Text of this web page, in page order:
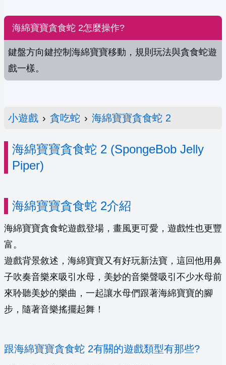
海綿寶寶貪食蛇 2怎麼操作?
鍵盤方向鍵控制海綿寶寶移動，規則玩法與貪食蛇遊
戲一樣。
小遊戲 › 貪吃蛇 › 海綿寶寶貪食蛇 2
海綿寶寶貪食蛇 2 (SpongeBob Jelly
Piper)
海綿寶寶貪食蛇 2介紹
海綿寶寶貪食蛇遊戲登場，畫風更可愛，遊戲性也更豐
富。
遊戲背景敘述，海綿寶寶又有好玩新法寶，這回他用鼻
子吹奏音樂來吸引水母，美妙的音樂聲吸引不少水母前
來聆聽美妙的樂曲，一起讓水母們跟著海綿寶寶的腳
步，隨著音樂搖擺起舞！
跟海綿寶寶貪食蛇 2有關的遊戲類型有那些?